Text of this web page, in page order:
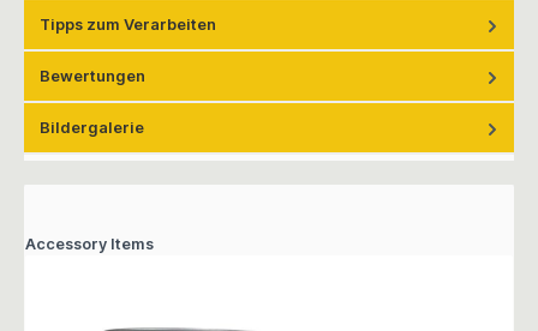
Tipps zum Verarbeiten
Bewertungen
Bildergalerie
Accessory Items